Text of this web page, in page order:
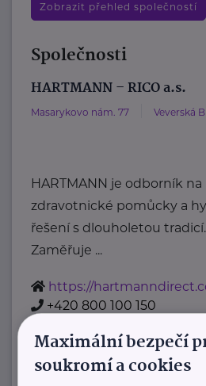
Zobrazit přehled společností
Společnosti
HARTMANN – RICO a.s.
Masarykovo nám. 77 Veverská
HARTMANN je odborník na
zdravotnické pomůcky a
řešení s dlouholetou tradicí.
Zaměřuje ...
https://
+420 800 100 150
Ministerstvo zdravotnictví
Maximální bezpečí
soukromí a cookies